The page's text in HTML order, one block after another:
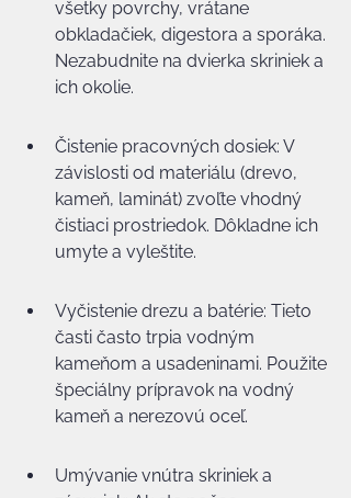
všetky povrchy, vrátane
obkladačiek, digestora a sporáka.
Nezabudnite na dvierka skriniek a
ich okolie.
Čistenie pracovných dosiek: V
závislosti od materiálu (drevo,
kameň, laminát) zvoľte vhodný
čistiaci prostriedok. Dôkladne ich
umyte a vyleštite.
Vyčistenie drezu a batérie: Tieto
časti často trpia vodným
kameňom a usadeninami. Použite
špeciálny prípravok na vodný
kameň a nerezovú oceľ.
Umývanie vnútra skriniek a